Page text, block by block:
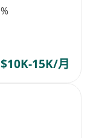
$10K-15K/月